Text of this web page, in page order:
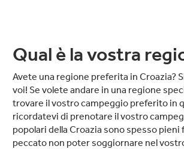
Qual è la vostra
Avete una regione preferita in Croazia?
voi! Se volete andare in una regione
trovare il vostro campeggio preferito in
ricordatevi di prenotare il vostro
popolari della Croazia sono spesso
peccato non poter soggiornare nel